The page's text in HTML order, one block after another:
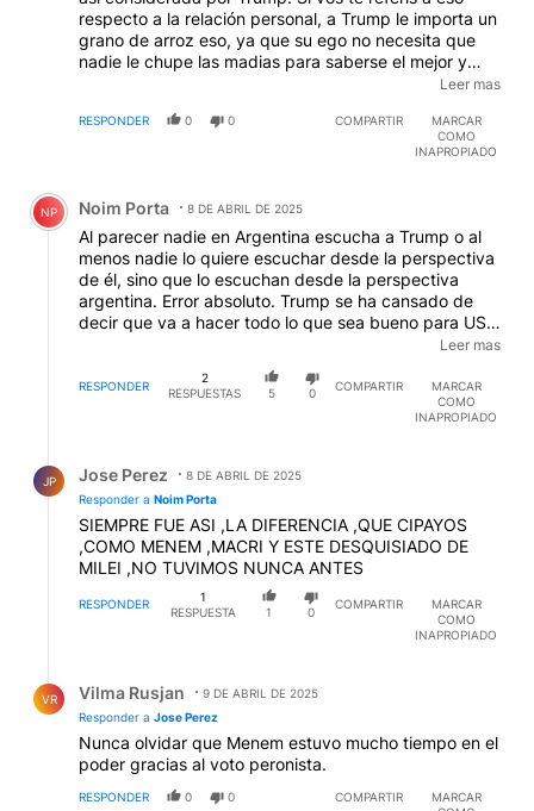
respecto a la relación personal, a Trump le importa un
grano de arroz eso, ya que su ego no necesita que
nadie le chupe las madias para saberse el mejor y
más brillante ser humano. Conclusión, Milei podrá
fuese, pero si no hace lo que Trump quiere en relación
a actos concretos que vayan en contra de China y le
Milei está super asegurado.
Leer mas
RESPONDER 0 0 COMPARTIR
MARCAR
COMO
INAPROPIADO
Comentario de Noim Porta.
NP Noim Porta 8 DE ABRIL DE 2025
Al parecer nadie en Argentina escucha a Trump o al
menos nadie lo quiere escuchar desde la perspectiva
de él, sino que lo escuchan desde la perspectiva
argentina. Error absoluto. Trump se ha cansado de
decir que va a hacer todo lo que sea bueno para USA,
que le sirva a USA y que no le importa más que eso,
por lo que si no es bueno para otros países o no le
sirve a otros países, a Trump no le interesa en lo más
mínimo. Conclusión, Trump va a a hacer con Milei todo
Milei le importan un corno.
Leer mas
RESPONDER
2
RESPUESTAS
5 0
COMPARTIR
MARCAR
COMO
INAPROPIADO
JP Jose Perez
8 DE ABRIL DE 2025
Responder a Noim Porta
SIEMPRE FUE ASI ,LA DIFERENCIA ,QUE CIPAYOS
,COMO MENEM ,MACRI Y ESTE DESQUISIADO DE
MILEI ,NO TUVIMOS NUNCA ANTES
RESPONDER
1
RESPUESTA
1 0
COMPARTIR
MARCAR
COMO
INAPROPIADO
VR Vilma Rusjan
9 DE ABRIL DE 2025
Responder a Jose Perez
Nunca olvidar que Menem estuvo mucho tiempo en el
poder gracias al voto peronista.
RESPONDER 0 0 COMPARTIR
MARCAR